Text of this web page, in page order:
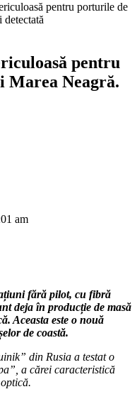
pentru porturile de
pentru
Marea Neagră.
am
fără pilot, cu fibră
deja în producție de masă
Aceasta este o nouă
de coastă.
din Rusia a testat o
a cărei caracteristică